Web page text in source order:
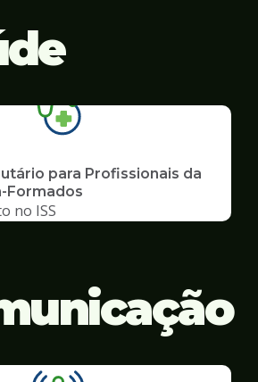
para Profissionais da
Formados
no ISS